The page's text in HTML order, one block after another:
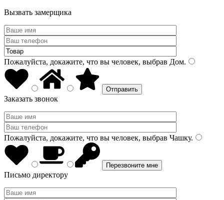
Вызвать замерщика
Пожалуйста, докажите, что вы человек, выбрав Дом.
Заказать звонок
Пожалуйста, докажите, что вы человек, выбрав Чашку.
Письмо директору